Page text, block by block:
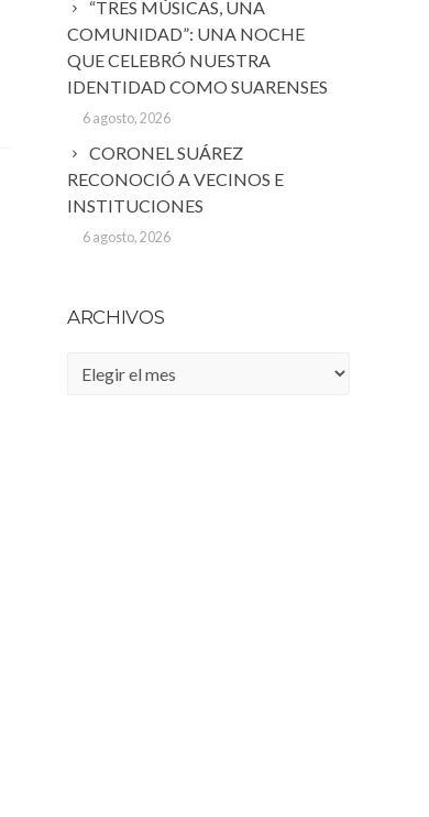
“TRES MÚSICAS, UNA
COMUNIDAD”: UNA NOCHE
QUE CELEBRÓ NUESTRA
IDENTIDAD COMO SUARENSES
6 agosto, 2026
CORONEL SUÁREZ
RECONOCIÓ A VECINOS E
INSTITUCIONES
6 agosto, 2026
ARCHIVOS
Archivos